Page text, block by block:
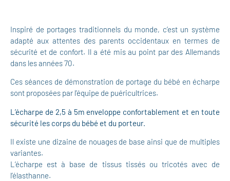
Inspiré de portages traditionnels du monde, c’est un système
adapté aux attentes des parents occidentaux en termes de
sécurité et de confort. Il a été mis au point par des Allemands
dans les années 70.
Ces séances de démonstration de portage du bébé en écharpe
sont proposées par l’équipe de puéricultrices.
L’écharpe de 2,5 à 5m enveloppe confortablement et en toute
sécurité les corps du bébé et du porteur.
Il existe une dizaine de nouages de base ainsi que de multiples
variantes.
L’écharpe est à base de tissus tissés ou tricotés avec de
l’élasthanne.